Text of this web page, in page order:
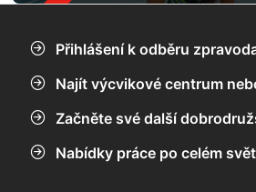
Přihlášení k odběru
Najít výcvikové centrum
Začněte své další
Nabídky práce po celém